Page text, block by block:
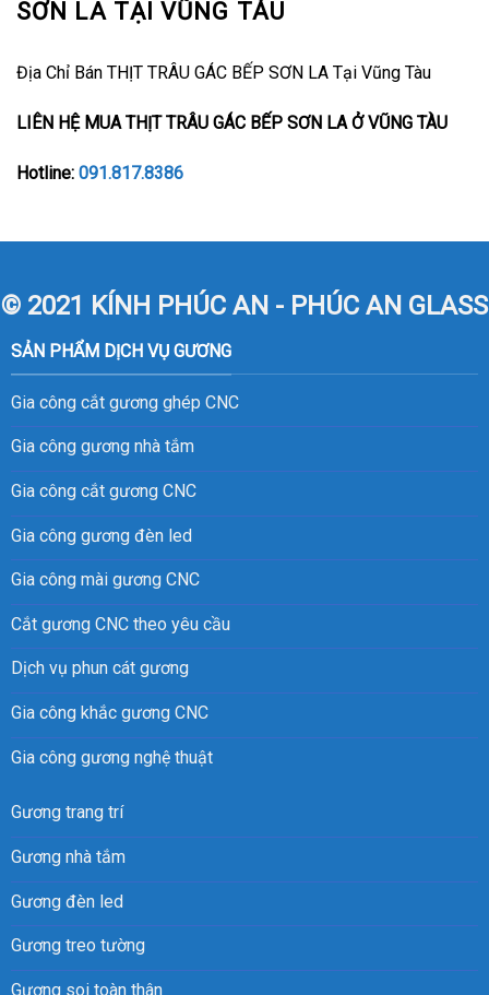
SƠN LA TẠI VŨNG TÀU
Địa Chỉ Bán THỊT TRÂU GÁC BẾP SƠN LA Tại Vũng Tàu
LIÊN HỆ MUA THỊT TRÂU GÁC BẾP SƠN LA Ở VŨNG TÀU
Hotline: 091.817.8386
© 2021 KÍNH PHÚC AN - PHÚC AN GLASS
SẢN PHẨM DỊCH VỤ GƯƠNG
Gia công cắt gương ghép CNC
Gia công gương nhà tắm
Gia công cắt gương CNC
Gia công gương đèn led
Gia công mài gương CNC
Cắt gương CNC theo yêu cầu
Dịch vụ phun cát gương
Gia công khắc gương CNC
Gia công gương nghệ thuật
Gương trang trí
Gương nhà tắm
Gương đèn led
Gương treo tường
Gương soi toàn thân